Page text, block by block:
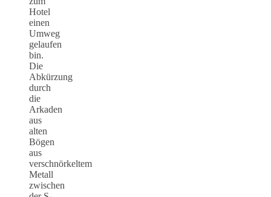
Hotel
einen
Umweg
gelaufen
bin.
Die
Abkürzung
durch
die
Arkaden
aus
alten
Bögen
aus
verschnörkeltem
Metall
zwischen